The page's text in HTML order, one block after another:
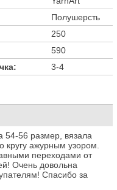
Полушерсть
250
590
3-4
54-56 размер, вязала
кругу ажурным узором.
переходами от
Очень довольна
Спасибо за